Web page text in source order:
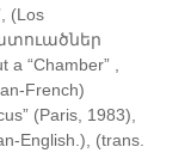
(Los
“Chamber” ,
French)
(Paris, 1983),
English.), (trans.